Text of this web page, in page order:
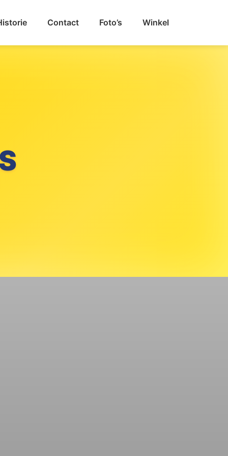
Contact Foto’s Winkel